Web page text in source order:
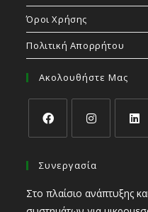
Όροι Χρήσης
Πολιτική Απορρήτου
Ακολουθήστε Μας
Συνεργασία
Στο πλαίσιο ανάπτυξης